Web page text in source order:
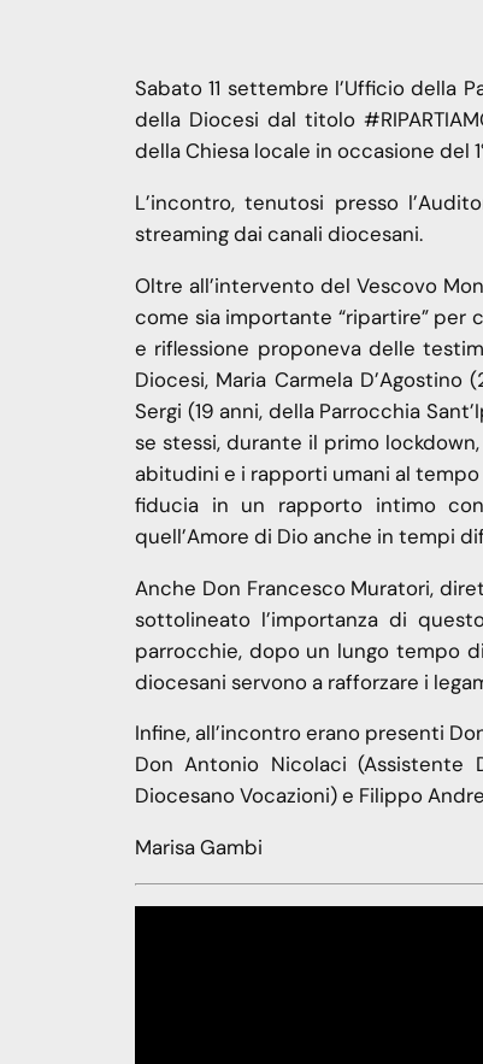
Sabato 11 settembre l’Ufficio della
della Diocesi dal titolo
della Chiesa locale in occasione del
L’incontro, tenutosi presso
streaming dai canali diocesani.
Oltre all’intervento del Vescovo
come sia importante “ripartire” per
e riflessione proponeva delle
Diocesi, Maria Carmela
Sergi (19 anni, della Parrocchia
se stessi, durante il primo
abitudini e i rapporti umani al
fiducia in un rapporto intimo
quell’Amore di Dio anche in tempi
Anche Don Francesco Muratori,
sottolineato l’importanza di
parrocchie, dopo un lungo tempo
diocesani servono a rafforzare i
Infine, all’incontro erano presenti
Don Antonio Nicolaci (Assistente
Diocesano Vocazioni) e Filippo
Marisa Gambi